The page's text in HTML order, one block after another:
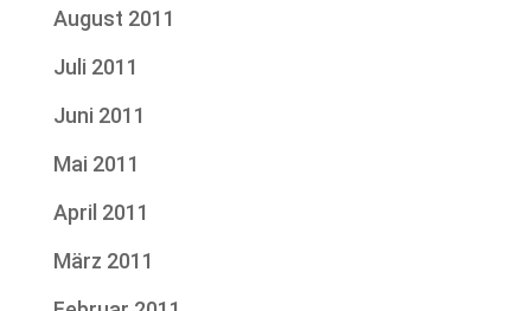
August 2011
Juli 2011
Juni 2011
Mai 2011
April 2011
März 2011